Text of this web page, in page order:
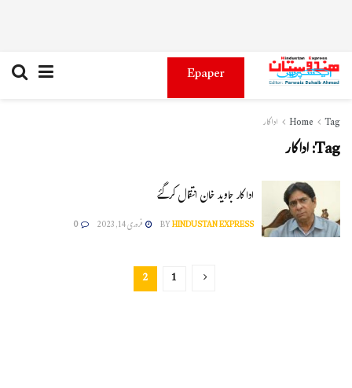
Epaper
Home Tag اداکار
Tag:اداکار
اداکار جاوید خان انتقال کرگئے
BYHINDUSTAN EXPRESS فروری 14, 2023 0
1
2